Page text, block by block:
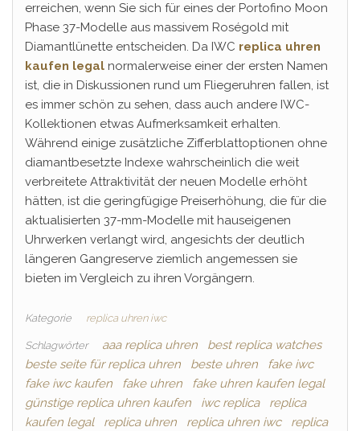
erreichen, wenn Sie sich für eines der Portofino Moon
Phase 37-Modelle aus massivem Roségold mit
Diamantlünette entscheiden. Da IWC replica uhren
kaufen legal normalerweise einer der ersten Namen
ist, die in Diskussionen rund um Fliegeruhren fallen, ist
es immer schön zu sehen, dass auch andere IWC-
Kollektionen etwas Aufmerksamkeit erhalten.
Während einige zusätzliche Zifferblattoptionen ohne
diamantbesetzte Indexe wahrscheinlich die weit
verbreitete Attraktivität der neuen Modelle erhöht
hätten, ist die geringfügige Preiserhöhung, die für die
aktualisierten 37-mm-Modelle mit hauseigenen
Uhrwerken verlangt wird, angesichts der deutlich
längeren Gangreserve ziemlich angemessen sie
bieten im Vergleich zu ihren Vorgängern.
Kategorie replica uhren iwc
Schlagwörter aaa replica uhren
best replica watches
beste seite für replica uhren
beste uhren
fake iwc
fake iwc kaufen
fake uhren
fake uhren kaufen legal
günstige replica uhren kaufen
iwc replica
replica
kaufen legal
replica uhren replica uhren iwc
replica